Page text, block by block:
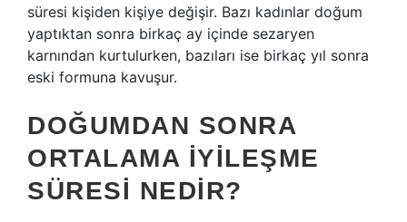
süresi kişiden kişiye değişir. Bazı kadınlar doğum
yaptıktan sonra birkaç ay içinde sezaryen
karnından kurtulurken, bazıları ise birkaç yıl sonra
eski formuna kavuşur.
DOĞUMDAN SONRA
ORTALAMA IYILEŞME
SÜRESI NEDIR?